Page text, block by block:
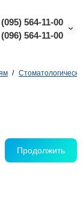
564-11-00
564-11-00
Продолжить